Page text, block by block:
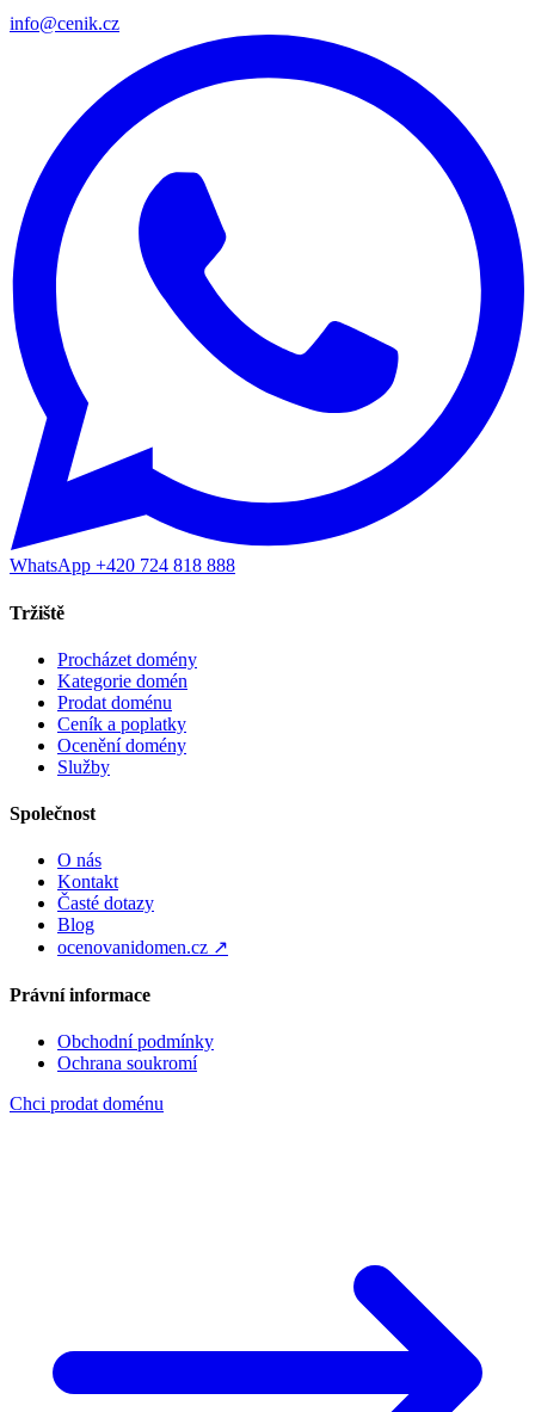
info@cenik.cz
WhatsApp +420 724 818 888
Tržiště
Procházet domény
Kategorie domén
Prodat doménu
Ceník a poplatky
Ocenění domény
Služby
Společnost
O nás
Kontakt
Časté dotazy
Blog
ocenovanidomen.cz ↗
Právní informace
Obchodní podmínky
Ochrana soukromí
Chci prodat doménu